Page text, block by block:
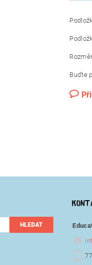
Buďte